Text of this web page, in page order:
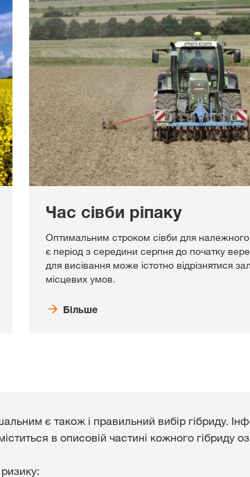
Час сівби ріпаку
Оптимальним строком сівби для належного
є період з середини серпня до початку
для висівання може істотно відрізнятися
місцевих умов.
Більше
є також і правильний вибір гібриду.
в описовій частині кожного гібриду